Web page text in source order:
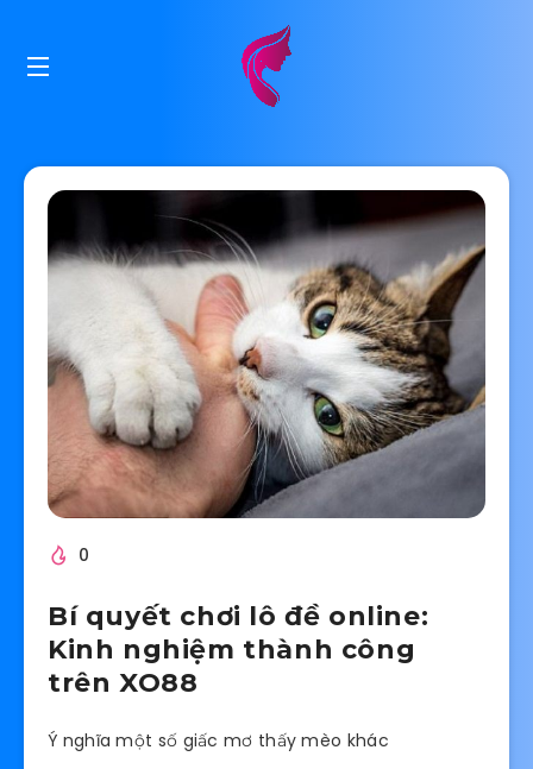
0
Bí quyết chơi lô đề online:
Kinh nghiệm thành công
trên XO88
Ý nghĩa một số giấc mơ thấy mèo khác